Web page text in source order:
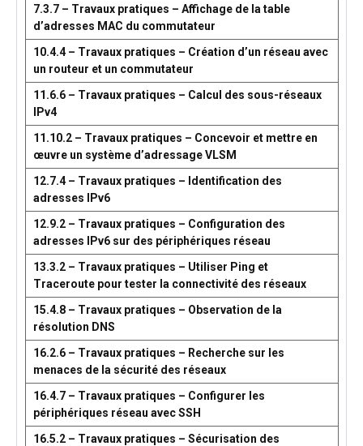
7.3.7 – Travaux pratiques – Affichage de la table
d’adresses MAC du commutateur
10.4.4 – Travaux pratiques – Création d’un réseau avec
un routeur et un commutateur
11.6.6 – Travaux pratiques – Calcul des sous-réseaux
IPv4
11.10.2 – Travaux pratiques – Concevoir et mettre en
œuvre un système d’adressage VLSM
12.7.4 – Travaux pratiques – Identification des
adresses IPv6
12.9.2 – Travaux pratiques – Configuration des
adresses IPv6 sur des périphériques réseau
13.3.2 – Travaux pratiques – Utiliser Ping et
Traceroute pour tester la connectivité des réseaux
15.4.8 – Travaux pratiques – Observation de la
résolution DNS
16.2.6 – Travaux pratiques – Recherche sur les
menaces de la sécurité des réseaux
16.4.7 – Travaux pratiques – Configurer les
périphériques réseau avec SSH
16.5.2 – Travaux pratiques – Sécurisation des